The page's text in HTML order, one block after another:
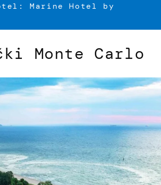
Marine Hotel by
Monte Carlo